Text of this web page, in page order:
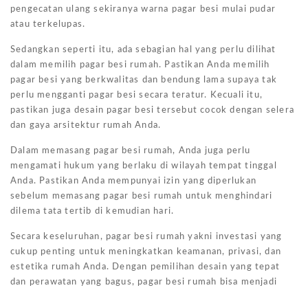
pengecatan ulang sekiranya warna pagar besi mulai pudar
atau terkelupas.
Sedangkan seperti itu, ada sebagian hal yang perlu dilihat
dalam memilih pagar besi rumah. Pastikan Anda memilih
pagar besi yang berkwalitas dan bendung lama supaya tak
perlu mengganti pagar besi secara teratur. Kecuali itu,
pastikan juga desain pagar besi tersebut cocok dengan selera
dan gaya arsitektur rumah Anda.
Dalam memasang pagar besi rumah, Anda juga perlu
mengamati hukum yang berlaku di wilayah tempat tinggal
Anda. Pastikan Anda mempunyai izin yang diperlukan
sebelum memasang pagar besi rumah untuk menghindari
dilema tata tertib di kemudian hari.
Secara keseluruhan, pagar besi rumah yakni investasi yang
cukup penting untuk meningkatkan keamanan, privasi, dan
estetika rumah Anda. Dengan pemilihan desain yang tepat
dan perawatan yang bagus, pagar besi rumah bisa menjadi